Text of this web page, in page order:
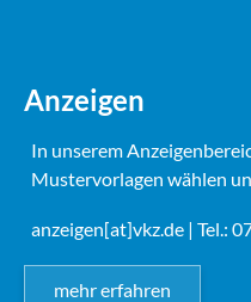
Anzeigen
In unserem
Mustervorlagen wählen
anzeigen[at]vkz.de | Tel.:
mehr erfahren